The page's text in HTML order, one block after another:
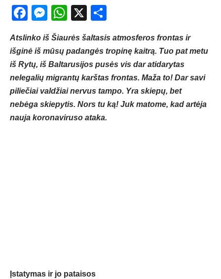
Facebook
Messenger
WhatsApp
X
Atslinko iš Šiaurės šaltasis atmosferos frontas ir
išginė iš mūsų padangės tropinę kaitrą. Tuo pat metu
iš Rytų, iš Baltarusijos pusės vis dar atidarytas
nelegalių migrantų karštas frontas. Maža to! Dar savi
piliečiai valdžiai nervus tampo. Yra skiepų, bet
nebėga skiepytis. Nors tu ką! Juk matome, kad artėja
nauja koronaviruso ataka.
Įstatymas ir jo pataisos